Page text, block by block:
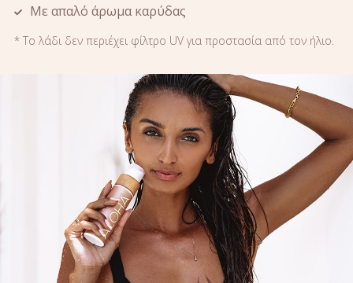
Με απαλό άρωμα καρύδας
* Το λάδι δεν περιέχει φίλτρο UV για προστασία από τον ήλιο.